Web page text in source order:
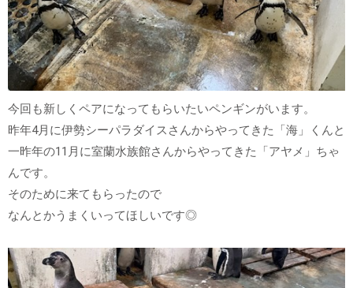
今回も新しくペアになってもらいたいペンギンがいます。
昨年4月に伊勢シーパラダイスさんからやってきた「海」くんと
一昨年の11月に室蘭水族館さんからやってきた「アヤメ」ちゃ
んです。
そのために来てもらったので
なんとかうまくいってほしいです◎